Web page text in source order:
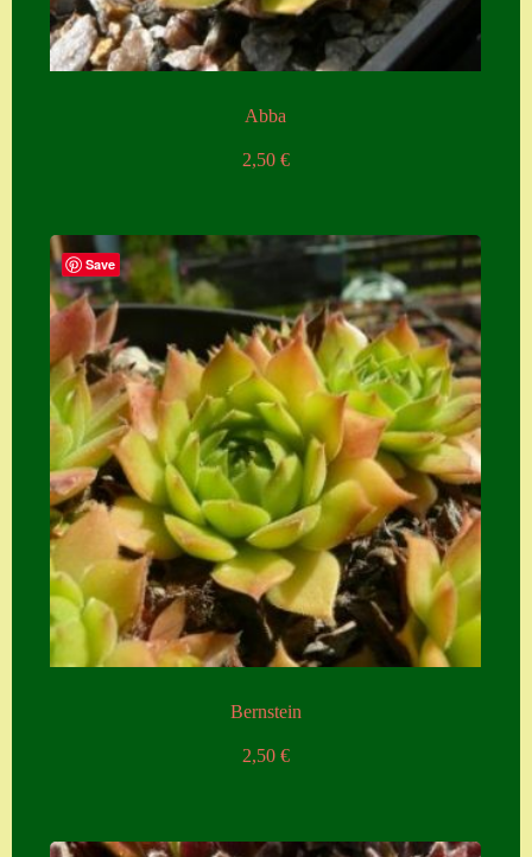
Abba
2,50 €
Save
Bernstein
2,50 €